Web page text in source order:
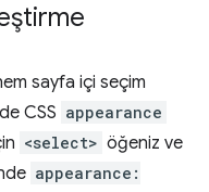
sayfa içi seçim
CSS appearance
<select> öğeniz ve
appearance: